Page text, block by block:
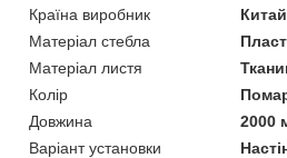
Країна виробник
Китай
Матеріал стебла
Матеріал листя
Колір
Довжина
2000
Варіант установки